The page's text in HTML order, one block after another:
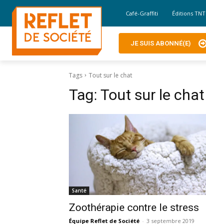
Café-Graffiti Éditions TNT
JE SUIS ABONNÉ(E)
Tags Tout sur le chat
Tag: Tout sur le chat
Santé
Zoothérapie contre le stress
Équipe Reflet de Société - 3 septembre 2019